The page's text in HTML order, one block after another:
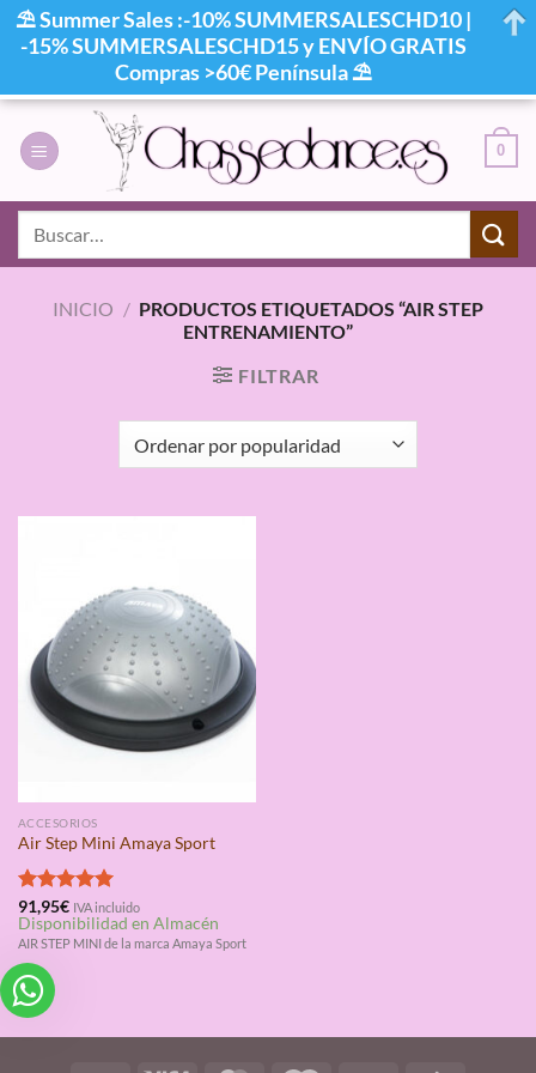
contenido
0
INICIO / PRODUCTOS ETIQUETADOS “AIR STEP
ENTRENAMIENTO”
FILTRAR
ACCESORIOS
Air Step Mini Amaya Sport
Valorado
con5.00
de 5
91,95€ IVA incluido
Disponibilidad en Almacén
AIR STEP MINI de la marca Amaya Sport
⛱ Summer Sales :-10% SUMMERSALESCHD10 |
-15% SUMMERSALESCHD15 y ENVÍO GRATIS
Compras >60€ Península ⛱